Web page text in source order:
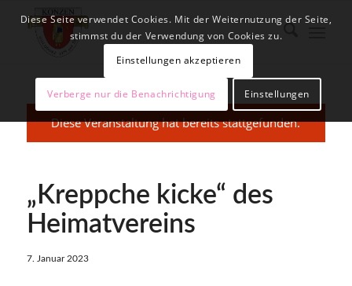
Diese Veranstaltung hat bereits stattgefunden.
„Kreppche kicke“ des
Heimatvereins
7. Januar 2023
Diese Seite verwendet Cookies. Mit der Weiternutzung der Seite,
stimmst du der Verwendung von Cookies zu.
Einstellungen akzeptieren
Verberge nur die Benachrichtigung Einstellungen